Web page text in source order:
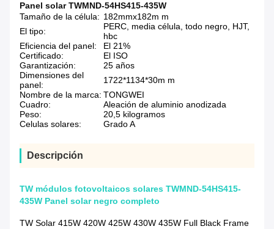
Panel solar TWMND-54HS415-435W
Tamaño de la célula: 182mmx182m m
El tipo:
PERC, media célula, todo negro, HJT,
hbc
Eficiencia del panel:
El 21%
Certificado:
El ISO
Garantización:
25 años
Dimensiones del
panel:
1722*1134*30m m
Nombre de la marca: TONGWEI
Cuadro:
Aleación de aluminio anodizada
Peso:
20,5 kilogramos
Celulas solares:
Grado A
Descripción
TW módulos fotovoltaicos solares TWMND-54HS415-
435W Panel solar negro completo
TW Solar 415W 420W 425W 430W 435W Full Black Frame